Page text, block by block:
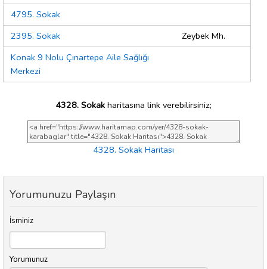
4795. Sokak
2395. Sokak
Zeybek Mh.
Konak 9 Nolu Çınartepe Aile Sağlığı
Merkezi
4328. Sokak haritasına link verebilirsiniz;
4328. Sokak Haritası
Yorumunuzu Paylaşın
İsminiz
Yorumunuz